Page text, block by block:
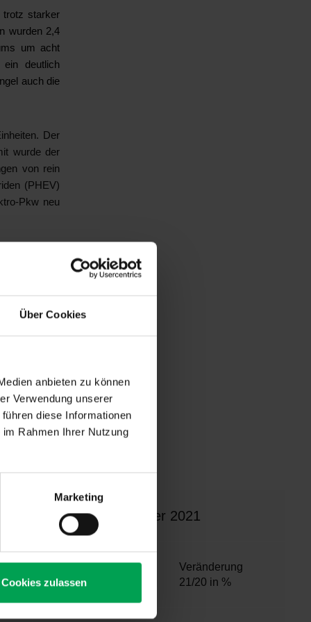
Über Cookies
anbieten zu können
Verwendung unserer
diese Informationen
Rahmen Ihrer Nutzung
Marketing
Cookies zulassen
trotz starker
wurden 2,4
um acht
ein deutlich
auch die
Der
wurde der
von rein
(PHEV)
Pkw neu
Ausland
zurück.
belief sich
Halbleitern
Export fiel
Im
aus aller
Januar–November 2021
Anzahl
Veränderung
21/20 in %